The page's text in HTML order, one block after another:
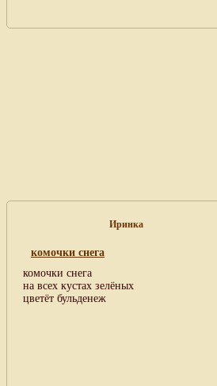
Иринка
комочки снега
комочки снега
на всех кустах зелёных
цветёт бульденеж